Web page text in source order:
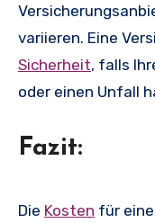
variieren. Eine
Sicherheit, falls
oder einen Unfall
Fazit:
Die Kosten für